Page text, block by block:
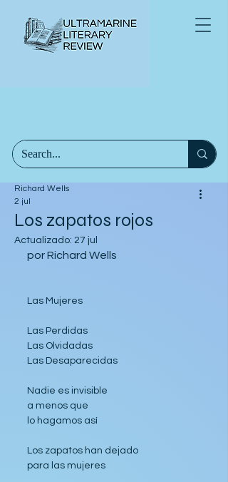
Los zapatos rojos
Richard Wells
2 jul
Actualizado: 27 jul
por Richard Wells
Las Mujeres
Las Perdidas
Las Olvidadas
Las Desaparecidas
Nadie es invisible
a menos que
lo hagamos así
Los zapatos han dejado
para las mujeres